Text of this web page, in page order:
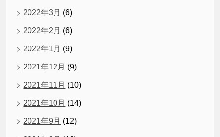
2022年3月 (6)
2022年2月 (6)
2022年1月 (9)
2021年12月 (9)
2021年11月 (10)
2021年10月 (14)
2021年9月 (12)